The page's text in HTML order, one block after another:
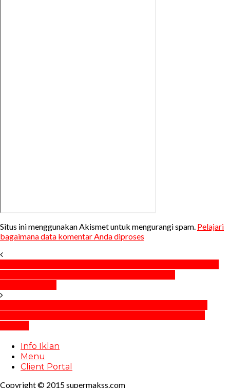
Situs ini menggunakan Akismet untuk mengurangi spam. Pelajari
bagaimana data komentar Anda diproses
Info Iklan
Menu
Client Portal
Copyright © 2015 supermakss.com